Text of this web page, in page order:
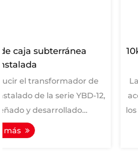
10kV 、 20kV S11/S13/
de distribución
La serie S11/513/S20/S22
aceite completamente
los sistemas de energía con